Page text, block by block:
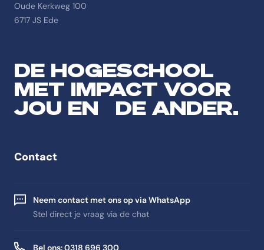
Oude Kerkweg 100
6717 JS Ede
DE HOGESCHOOL
MET IMPACT VOOR
JOU EN DE ANDER.
Contact
Neem contact met ons op via WhatsApp
Stel direct je vraag via de chat
Bel ons: 0318 696 300